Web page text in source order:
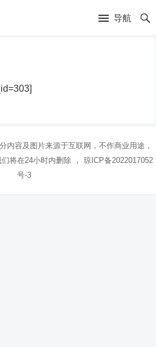
导航
内容及图片来源于互联网，不作商业用途，
们将在24小时内删除 ，琼ICP备2022017052
号-3